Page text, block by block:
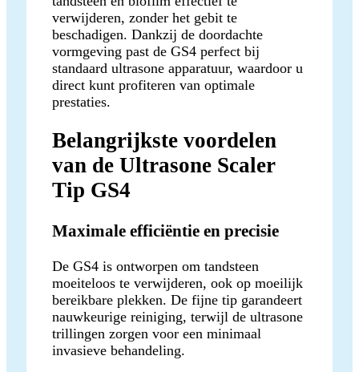
verwijderen, zonder het gebit te
beschadigen. Dankzij de doordachte
vormgeving past de GS4 perfect bij
standaard ultrasone apparatuur, waardoor u
direct kunt profiteren van optimale
prestaties.
Belangrijkste voordelen
van de Ultrasone Scaler
Tip GS4
Maximale efficiëntie en precisie
De GS4 is ontworpen om tandsteen
moeiteloos te verwijderen, ook op moeilijk
bereikbare plekken. De fijne tip garandeert
nauwkeurige reiniging, terwijl de ultrasone
trillingen zorgen voor een minimaal
invasieve behandeling.